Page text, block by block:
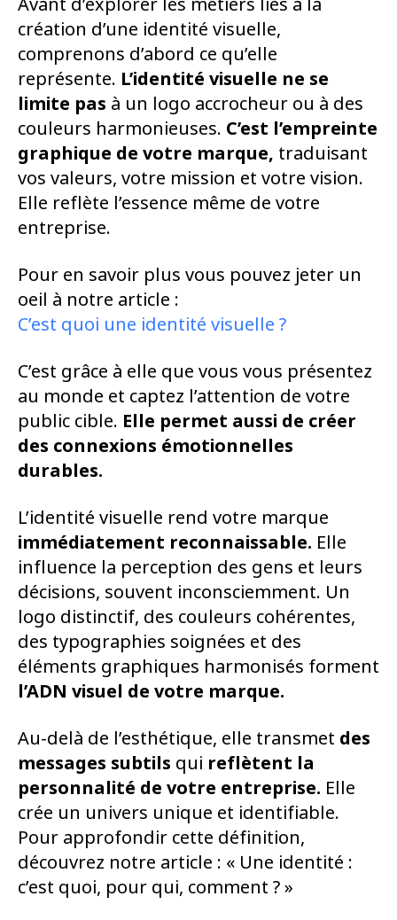
création d’une identité visuelle,
comprenons d’abord ce qu’elle
représente. L’identité visuelle ne se
limite pas à un logo accrocheur ou à des
couleurs harmonieuses. C’est l’empreinte
graphique de votre marque, traduisant
vos valeurs, votre mission et votre vision.
Elle reflète l’essence même de votre
entreprise.
Pour en savoir plus vous pouvez jeter un
oeil à notre article :
C’est quoi une identité visuelle ?
C’est grâce à elle que vous vous présentez
au monde et captez l’attention de votre
public cible. Elle permet aussi de créer
des connexions émotionnelles
durables.
L’identité visuelle rend votre marque
immédiatement reconnaissable. Elle
influence la perception des gens et leurs
décisions, souvent inconsciemment. Un
logo distinctif, des couleurs cohérentes,
des typographies soignées et des
éléments graphiques harmonisés forment
l’ADN visuel de votre marque.
Au-delà de l’esthétique, elle transmet des
messages subtils qui reflètent la
personnalité de votre entreprise. Elle
crée un univers unique et identifiable.
Pour approfondir cette définition,
découvrez notre article : « Une identité :
c’est quoi, pour qui, comment ? »